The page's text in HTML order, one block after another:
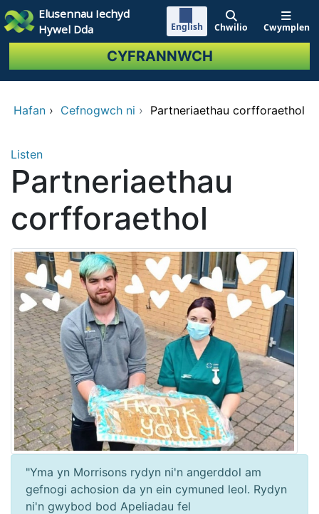
Neidio i'r prif gynnwy
Elusennau Iechyd
Hywel Dda
English Chwilio Cwymplen
CYFRANNWCH
Hafan › Cefnogwch ni › Partneriaethau corfforaethol
Listen
Partneriaethau
corfforaethol
"Yma yn Morrisons rydyn ni'n angerddol am
gefnogi achosion da yn ein cymuned leol. Rydyn
ni'n gwybod bod Apeliadau fel